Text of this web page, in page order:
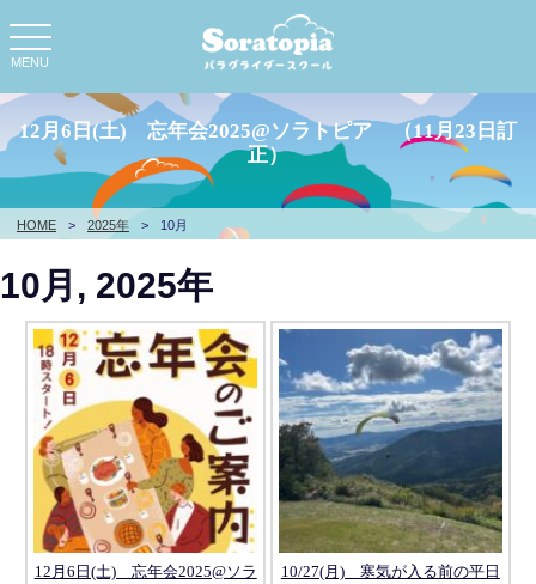
toggle
navigation
MENU
HOME > 2025年 > 10月
12月6日(土) 忘年会2025@ソラトピア （11月23日訂
正）
10月, 2025年
12月6日(土) 忘年会2025@ソラ
10/27(月) 寒気が入る前の平日